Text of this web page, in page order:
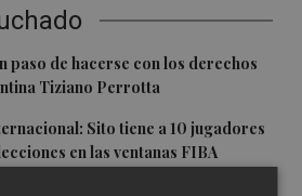
paso de hacerse con los derechos
Tiziano Perrotta
Sito tiene a 10 jugadores
en las ventanas FIBA